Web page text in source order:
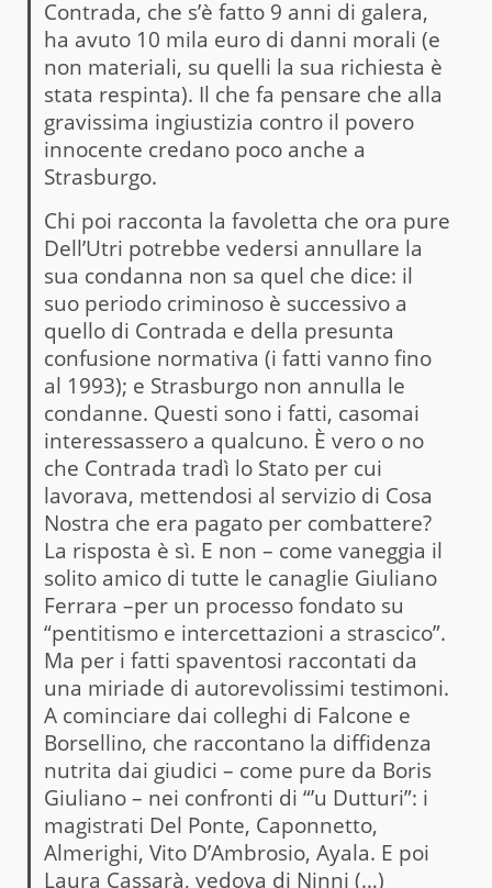
Contrada, che s’è fatto 9 anni di galera,
ha avuto 10 mila euro di danni morali (e
non materiali, su quelli la sua richiesta è
stata respinta). Il che fa pensare che alla
gravissima ingiustizia contro il povero
innocente credano poco anche a
Strasburgo.
Chi poi racconta la favoletta che ora pure
Dell’Utri potrebbe vedersi annullare la
sua condanna non sa quel che dice: il
suo periodo criminoso è successivo a
quello di Contrada e della presunta
confusione normativa (i fatti vanno fino
al 1993); e Strasburgo non annulla le
condanne. Questi sono i fatti, casomai
interessassero a qualcuno. È vero o no
che Contrada tradì lo Stato per cui
lavorava, mettendosi al servizio di Cosa
Nostra che era pagato per combattere?
La risposta è sì. E non – come vaneggia il
solito amico di tutte le canaglie Giuliano
Ferrara –per un processo fondato su
“pentitismo e intercettazioni a strascico”.
Ma per i fatti spaventosi raccontati da
una miriade di autorevolissimi testimoni.
A cominciare dai colleghi di Falcone e
Borsellino, che raccontano la diffidenza
nutrita dai giudici – come pure da Boris
Giuliano – nei confronti di “’u Dutturi”: i
magistrati Del Ponte, Caponnetto,
Almerighi, Vito D’Ambrosio, Ayala. E poi
Laura Cassarà, vedova di Ninni (…)